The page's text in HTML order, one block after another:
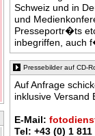
Schweiz und in
und
Presseportr�ts
inbegriffen, auch
Pressebilder auf CD-
Auf Anfrage
inklusive Versand
E-Mail:
Tel: +43 (0) 1 811